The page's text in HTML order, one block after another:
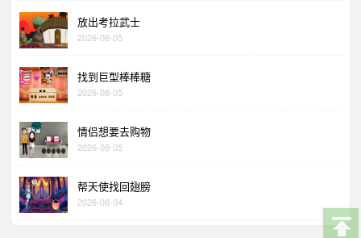
放出考拉武士
2026-08-05
找到巨型棒棒糖
2026-08-05
情侣想要去购物
2026-08-05
帮天使找回翅膀
2026-08-04